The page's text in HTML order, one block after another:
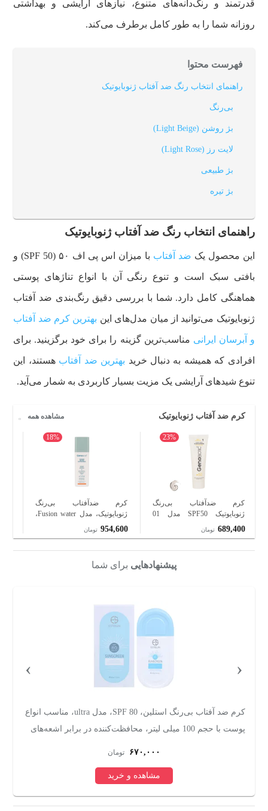
قدرتمند و رنگ‌دانه‌های متنوع، نیازهای آرایشی و بهداشتی
روزانه شما را به طور کامل برطرف می‌کند.
فهرست محتوا
راهنمای انتخاب رنگ‌ ضد آفتاب ژنوبایوتیک
بی‌رنگ
بژ روشن (Light Beige)
لایت رز (Light Rose)
بژ طبیعی
بژ تیره
راهنمای انتخاب رنگ‌ ضد آفتاب ژنوبایوتیک
این محصول یک ضد آفتاب با میزان اس پی اف ۵۰ (SPF 50) و
بافتی سبک است و تنوع رنگی آن با انواع تناژهای پوستی
هماهنگی کامل دارد. شما با بررسی دقیق رنگ‌بندی ضد آفتاب
ژنوبایوتیک می‌توانید از میان مدل‌های این بهترین کرم ضد آفتاب
و آبرسان ایرانی مناسب‌ترین گزینه را برای خود برگزینید. برای
افرادی که همیشه به دنبال خرید بهترین ضد آفتاب هستند، این
تنوع شیدهای آرایشی یک مزیت بسیار کاربردی به شمار می‌آید.
کرم ضد آفتاب ژنوبایوتیک مشاهده همه
23%
کرم ضدآفتاب بی‌رنگ
ژنوبایوتیک SPF50 مدل 01
پوست‌های مختلط و چرب، حجم
689,400 تومان
18%
کرم ضدآفتاب بی‌رنگ
ژنوبایوتیک، مدل Fusion water،
ضدآب، فاقد چربی، بدون
پوست، حجم 30 میلی‌لیتر
954,600 تومان
پیشنهادهایی برای شما
کرم ضد آفتاب بی‌رنگ استلین، 80 SPF، مدل ultra، مناسب انواع
پوست با حجم 100 میلی لیتر، محافظت‌کننده در برابر اشعه‌های
۶۷۰,۰۰۰ تومان
مشاهده و خرید
‹
›